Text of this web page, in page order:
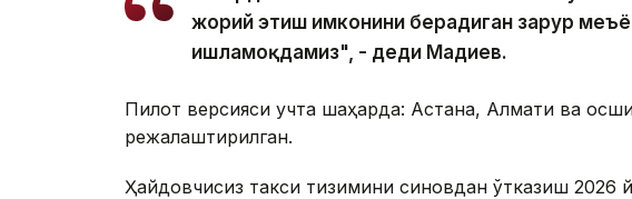
жорий этиш имконини берадиган зарур
ишламоқдамиз", - деди Мадиев.
Пилот версияси учта шаҳарда: Астана, Алмати ва
режалаштирилган.
Ҳайдовчисиз такси тизимини синовдан ўтказиш 2026